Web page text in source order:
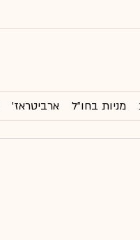
מניות בחו"ל ארביטראז'